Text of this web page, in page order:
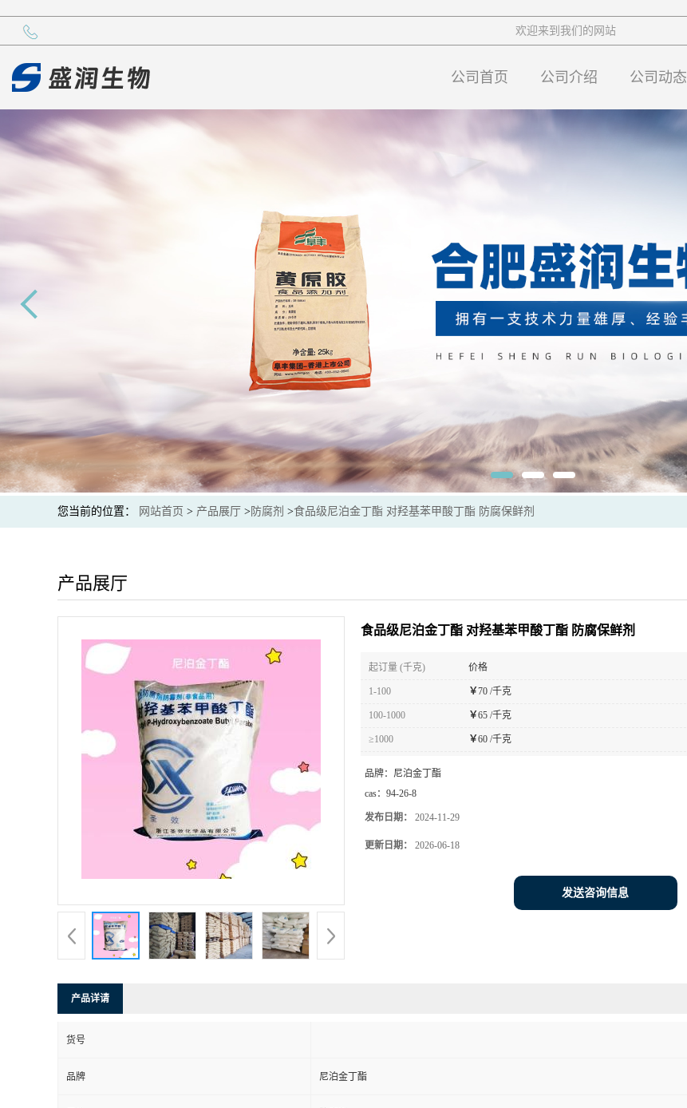
欢迎来到我们的网站
公司首页 公司介绍 公司动态
您当前的位置： 网站首页 > 产品展厅 > 防腐剂 >食品级尼泊金丁酯 对羟基苯甲酸丁酯 防腐保鲜剂
产品展厅
食品级尼泊金丁酯 对羟基苯甲酸丁酯 防腐保鲜剂
起订量 (千克) 价格
1-100 ￥70 /千克
100-1000 ￥65 /千克
≥1000 ￥60 /千克
品牌： 尼泊金丁酯
cas： 94-26-8
发布日期： 2024-11-29
更新日期： 2026-06-18
发送咨询信息
产品详请
货号
品牌 尼泊金丁酯